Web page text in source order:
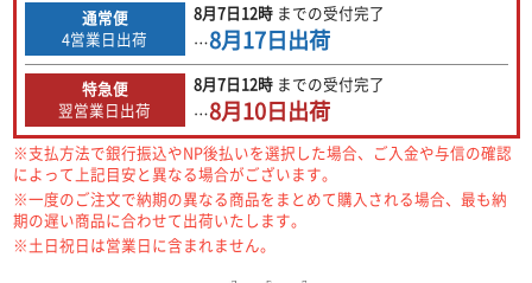
通常便
4営業日出荷
8月7日12時 までの受付完了
…8月17日出荷
特急便
翌営業日出荷
8月7日12時 までの受付完了
…8月10日出荷
※支払方法で銀行振込やNP後払いを選択した場合、ご入金や与信の確認
によって上記目安と異なる場合がございます。
※一度のご注文で納期の異なる商品をまとめて購入される場合、最も納
期の遅い商品に合わせて出荷いたします。
※土日祝日は営業日に含まれません。